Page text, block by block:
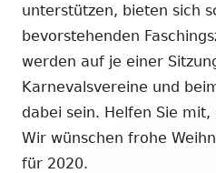
unterstützen, bieten sich
bevorstehenden
werden auf je einer
Karnevalsvereine und
dabei sein. Helfen Sie
Wir wünschen frohe
für 2020.